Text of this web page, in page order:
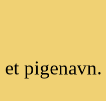
pigenavn.